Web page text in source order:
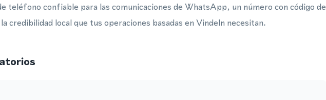
teléfono confiable para las comunicaciones de WhatsApp, un número con código de
credibilidad local que tus operaciones basadas en Vindeln necesitan.